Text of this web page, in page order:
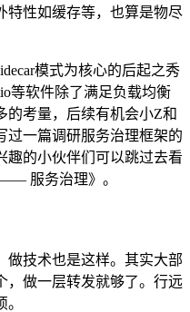
特性如缓存等，也算是物尽
模式为核心的后起之秀
等软件除了满足负载均衡
的考量，后续有机会小Z和
过一篇调研服务治理框架的
趣的小伙伴们可以跳过去看
服务治理》。
做技术也是这样。其实大部
，做一层转发就够了。行远